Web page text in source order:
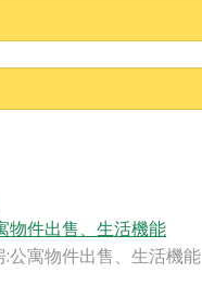
物件出售、生活機能
公寓物件出售、生活機能